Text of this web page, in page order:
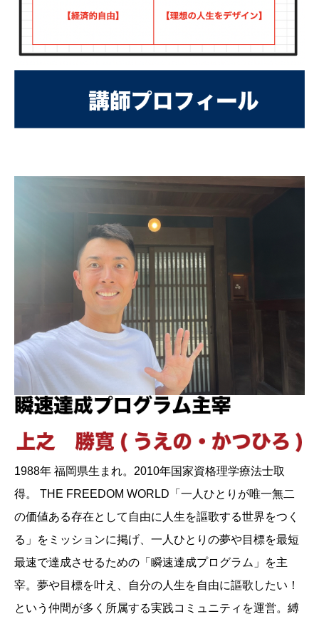
1988年 福岡県生まれ。2010年国家資格理学療法士取
得。 THE FREEDOM WORLD「一人ひとりが唯一無二
の価値ある存在として自由に人生を謳歌する世界をつく
る」をミッションに掲げ、一人ひとりの夢や目標を最短
最速で達成させるための「瞬速達成プログラム」を主
宰。夢や目標を叶え、自分の人生を自由に謳歌したい！
という仲間が多く所属する実践コミュニティを運営。縛